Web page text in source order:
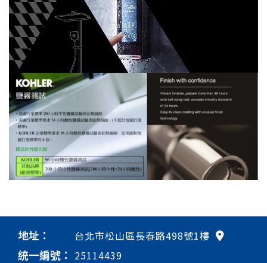
地址： 台北市松山區長春路498號1樓
統一編號： 25114439